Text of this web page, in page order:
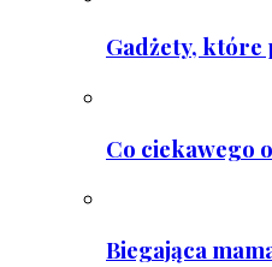
Gadżety, które
Co ciekawego
Biegająca